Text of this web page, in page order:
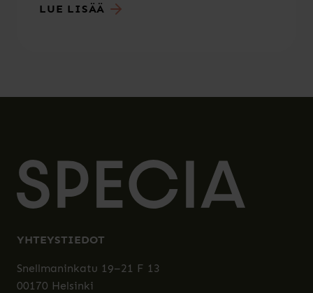
LUE LISÄÄ
YHTEYSTIEDOT
Snellmaninkatu 19–21 F 13
00170 Helsinki